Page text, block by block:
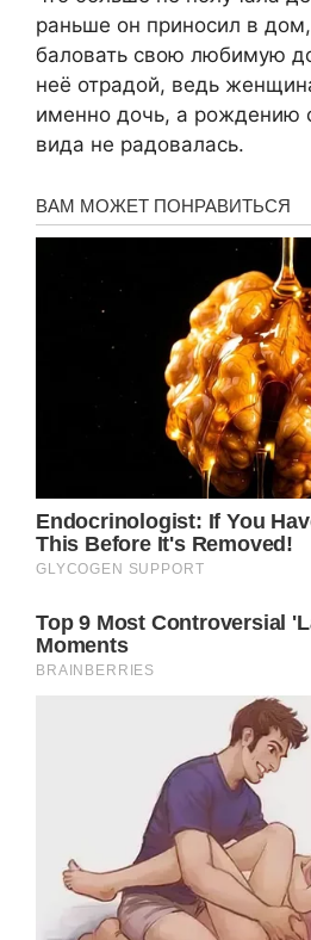
раньше он приносил в
баловать свою любимую
неё отрадой, ведь
именно дочь, а рождению
вида не радовалась.